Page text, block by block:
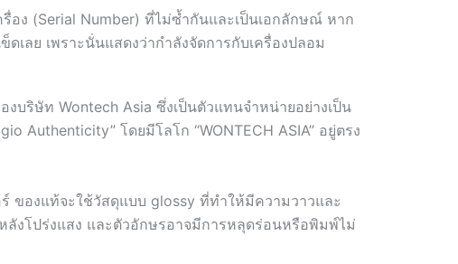
รื่อง (Serial Number) ที่ไม่ซ้ำกันและเป็นเอกลักษณ์ หาก
เลย เพราะนั่นแสดงว่ากำลังจัดการกับเครื่องปลอม
บริษัท Wontech Asia ซึ่งเป็นตัวแทนจำหน่ายอย่างเป็น
Authenticity” โดยมีโลโก “WONTECH ASIA” อยู่ตรง
ของแท้จะใช้วัสดุแบบ glossy ที่ทำให้มีความวาวและ
งโปร่งแสง และตัวอักษรอาจมีการหลุดร่อนหรือพิมพ์ไม่